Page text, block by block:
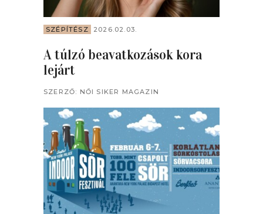
SZÉPÍTÉSZ 2026.02.03.
A túlzó beavatkozások kora
lejárt
SZERZŐ: NŐI SIKER MAGAZIN